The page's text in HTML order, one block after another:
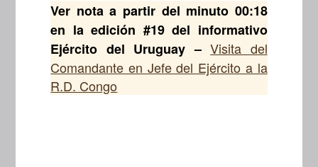
Ver nota a partir del minuto 00:18
en la edición #19 del informativo
Ejército del Uruguay –Visita del
Comandante en Jefe del Ejército a la
R.D. Congo